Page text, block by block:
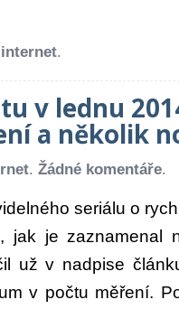
.
v lednu
a několik
. Žádné komentáře.
seriálu o
jak je zaznamenal
už v nadpise
v počtu měření.